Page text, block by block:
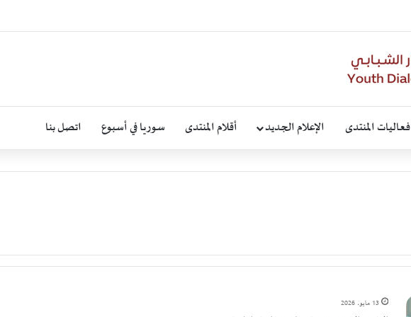
فعاليات المنتدى الإعلام الجديد أقلام المنتدى سوريا في أسبوع اتصل بنا
13 مايو، 2026